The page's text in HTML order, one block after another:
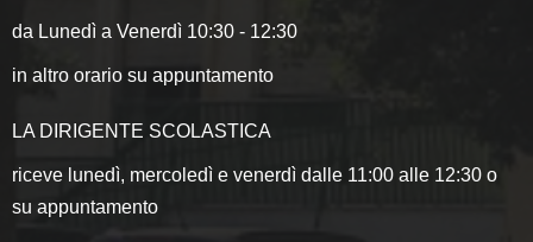
da Lunedì a Venerdì 10:30 - 12:30
in altro orario su appuntamento
LA DIRIGENTE SCOLASTICA
riceve lunedì, mercoledì e venerdì dalle 11:00 alle 12:30 o
su appuntamento